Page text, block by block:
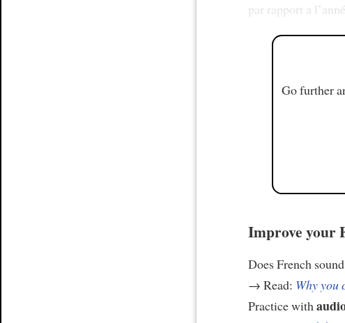
par rapport a
Go further
Improve your
Does French
→ Read: Why you
Practice with